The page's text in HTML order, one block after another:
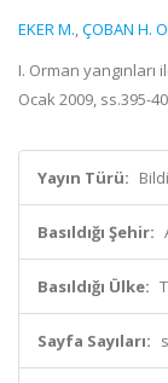
EKER M.,ÇOBAN H.
I. Orman
Ocak 2009, ss.395-
Yayın Türü:
Basıldığı Şehir:
Basıldığı Ülke:
Sayfa Sayıları: